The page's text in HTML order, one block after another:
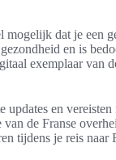
dat je een
en is
exemplaar van
updates en
de Franse
tijdens je reis naar